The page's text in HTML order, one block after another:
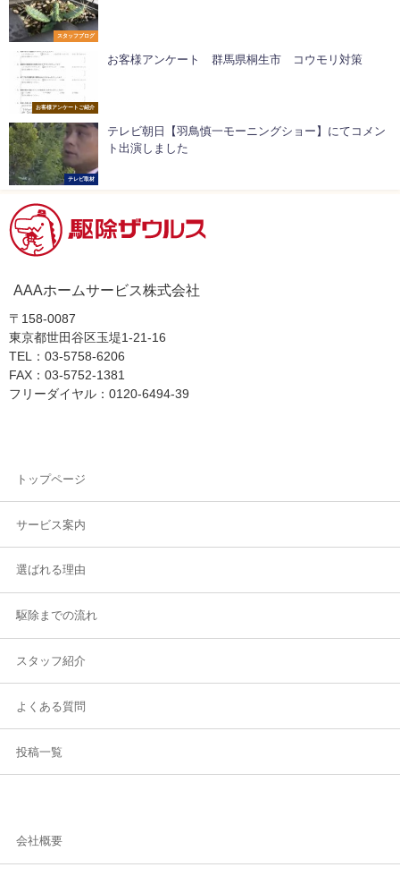
スタッフブログ
お客様アンケートご紹介
お客様アンケート 群馬県桐生市 コウモリ対策
テレビ取材
テレビ朝日【羽鳥慎一モーニングショー】にてコメン
ト出演しました
AAAホームサービス株式会社
〒158-0087
東京都世田谷区玉堤1-21-16
TEL：03-5758-6206
FAX：03-5752-1381
フリーダイヤル：0120-6494-39
トップページ
サービス案内
選ばれる理由
駆除までの流れ
スタッフ紹介
よくある質問
投稿一覧
会社概要